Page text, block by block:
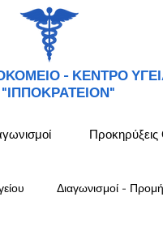
- ΚΕΝΤΡΟ
"ΙΠΠΟΚΡΑΤΕΙΟΝ"
Διαγωνισμοί -